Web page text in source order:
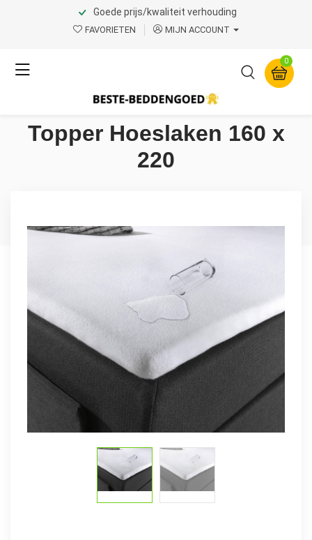
Goede prijs/kwaliteit verhouding
FAVORIETEN MIJN ACCOUNT
0
Home Product Page v.1
Waterdichte molton
matrasbeschermer/
Topper Hoeslaken 160 x
220